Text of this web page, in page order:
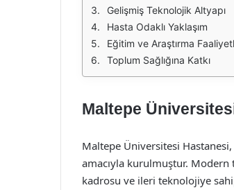
Gelişmiş Teknolojik Altyapı
Hasta Odaklı Yaklaşım
Eğitim ve Araştırma
Toplum Sağlığına Katkı
Maltepe
Maltepe Üniversitesi
amacıyla kurulmuştur. Modern
kadrosu ve ileri teknolojiye